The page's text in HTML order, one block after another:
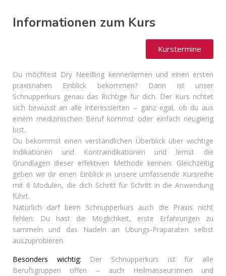
Informationen zum Kurs
Kurstermine
Du möchtest Dry Needling kennenlernen und einen ersten
praxisnahen Einblick bekommen? Dann ist unser
Schnupperkurs genau das Richtige für dich. Der Kurs richtet
sich bewusst an alle Interessierten – ganz egal, ob du aus
einem medizinischen Beruf kommst oder einfach neugierig
bist.
Du bekommst einen verständlichen Überblick über wichtige
Indikationen und Kontraindikationen und lernst die
Grundlagen dieser effektiven Methode kennen. Gleichzeitig
geben wir dir einen Einblick in unsere umfassende Kursreihe
mit 6 Modulen, die dich Schritt für Schritt in die Anwendung
führt.
Natürlich darf beim Schnupperkurs auch die Praxis nicht
fehlen: Du hast die Möglichkeit, erste Erfahrungen zu
sammeln und das Nadeln an Übungs-Präparaten selbst
auszuprobieren.
Besonders wichtig: Der Schnupperkurs ist für alle
Berufsgruppen offen – auch Heilmasseur:innen und